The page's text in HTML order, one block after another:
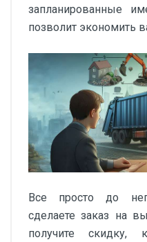
запланированные
позволит экономить
Все просто до
сделаете заказ на
получите скидку,